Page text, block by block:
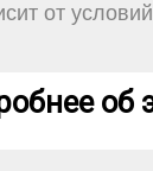
от
об